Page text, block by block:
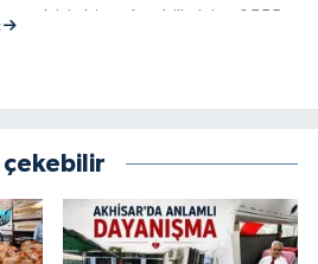
vermek için bize ulaşabilirsiniz - 0555
çekebilir